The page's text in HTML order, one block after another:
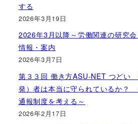
する
2026年3月19日
2026年3月以降～労働関連の研究
情報・案内
2026年3月7日
第３３回 働き方ASU-NET つどい
発）者は本当に守られているか？
通報制度を考える～
2026年2月17日